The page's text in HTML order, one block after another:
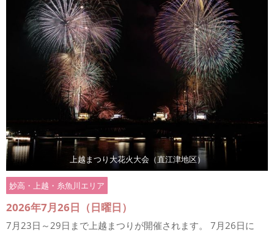
上越まつり大花火大会（直江津地区）
妙高・上越・糸魚川エリア
2026年7月26日（日曜日）
7月23日～29日まで上越まつりが開催されます。 7月26日に